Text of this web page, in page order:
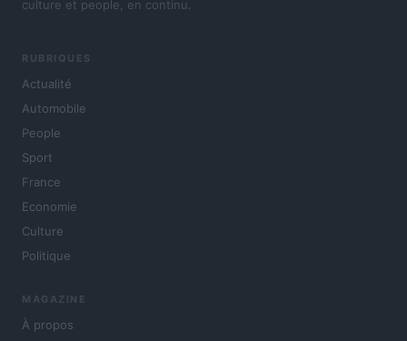
culture et people, en continu.
RUBRIQUES
Actualité
Automobile
People
Sport
France
Economie
Culture
Politique
MAGAZINE
À propos